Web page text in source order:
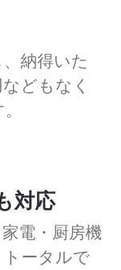
納得いた
どもなく
対応
電・厨房機
ータルで